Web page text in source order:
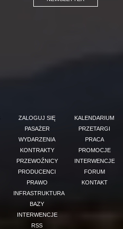
ZALOGUJ SIĘ
PASAŻER
WYDARZENIA
KONTRAKTY
PRZEWOŹNICY
PRODUCENCI
PRAWO
INFRASTRUKTURA
BAZY
INTERWENCJE
RSS
KALENDARIUM
PRZETARGI
PRACA
PROMOCJE
INTERWENCJE
FORUM
KONTAKT